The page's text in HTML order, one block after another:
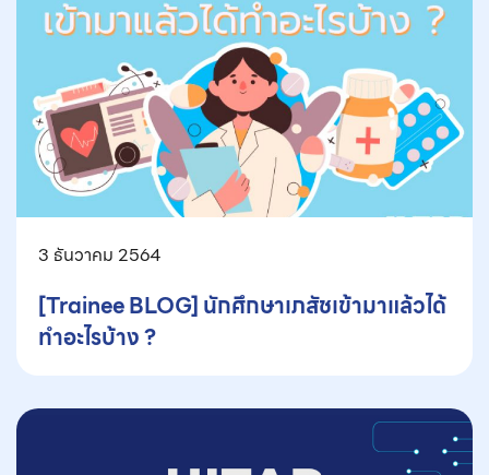
3 ธันวาคม 2564
[Trainee BLOG] นักศึกษาเภสัชเข้ามาแล้วได้
ทำอะไรบ้าง ?